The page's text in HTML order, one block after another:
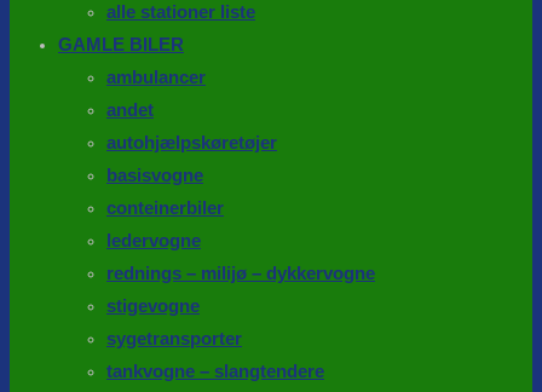
alle stationer liste
GAMLE BILER
ambulancer
andet
autohjælpskøretøjer
basisvogne
conteinerbiler
ledervogne
rednings – milijø – dykkervogne
stigevogne
sygetransporter
tankvogne – slangtendere